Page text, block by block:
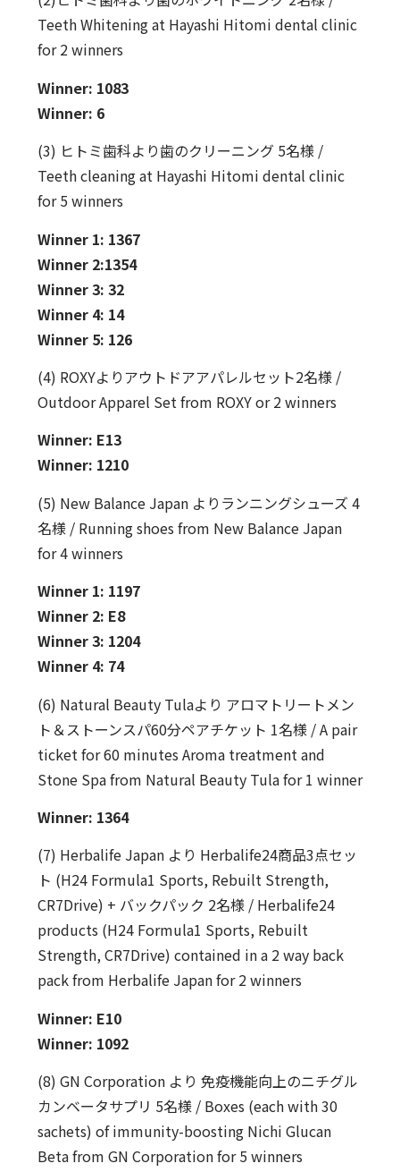
Teeth Whitening at Hayashi Hitomi dental clinic
for 2 winners
Winner: 1083
Winner: 6
(3) ヒトミ歯科より歯のクリーニング 5名様 /
Teeth cleaning at Hayashi Hitomi dental clinic
for 5 winners
Winner 1: 1367
Winner 2:1354
Winner 3: 32
Winner 4: 14
Winner 5: 126
(4) ROXYよりアウトドアアパレルセット2名様 /
Outdoor Apparel Set from ROXY or 2 winners
Winner: E13
Winner: 1210
(5) New Balance Japan よりランニングシューズ 4
名様 / Running shoes from New Balance Japan
for 4 winners
Winner 1: 1197
Winner 2: E8
Winner 3: 1204
Winner 4: 74
(6) Natural Beauty Tulaより アロマトリートメン
ト＆ストーンスパ60分ペアチケット 1名様 / A pair
ticket for 60 minutes Aroma treatment and
Stone Spa from Natural Beauty Tula for 1 winner
Winner: 1364
(7) Herbalife Japan より Herbalife24商品3点セッ
ト (H24 Formula1 Sports, Rebuilt Strength,
CR7Drive) + バックパック 2名様 / Herbalife24
products (H24 Formula1 Sports, Rebuilt
Strength, CR7Drive) contained in a 2 way back
pack from Herbalife Japan for 2 winners
Winner: E10
Winner: 1092
(8) GN Corporation より 免疫機能向上のニチグル
カンベータサプリ 5名様 / Boxes (each with 30
sachets) of immunity-boosting Nichi Glucan
Beta from GN Corporation for 5 winners